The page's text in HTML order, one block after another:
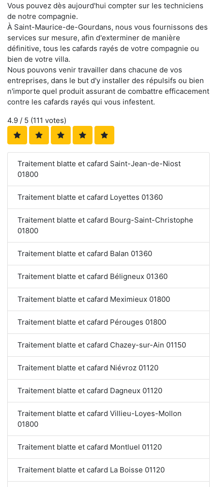
Vous pouvez dès aujourd'hui compter sur les techniciens
de notre compagnie.
À Saint-Maurice-de-Gourdans, nous vous fournissons des
services sur mesure, afin d'exterminer de manière
définitive, tous les cafards rayés de votre compagnie ou
bien de votre villa.
Nous pouvons venir travailler dans chacune de vos
entreprises, dans le but d'y installer des répulsifs ou bien
n'importe quel produit assurant de combattre efficacement
contre les cafards rayés qui vous infestent.
4.9 / 5 (111 votes)
Traitement blatte et cafard Saint-Jean-de-Niost
01800
Traitement blatte et cafard Loyettes 01360
Traitement blatte et cafard Bourg-Saint-Christophe
01800
Traitement blatte et cafard Balan 01360
Traitement blatte et cafard Béligneux 01360
Traitement blatte et cafard Meximieux 01800
Traitement blatte et cafard Pérouges 01800
Traitement blatte et cafard Chazey-sur-Ain 01150
Traitement blatte et cafard Niévroz 01120
Traitement blatte et cafard Dagneux 01120
Traitement blatte et cafard Villieu-Loyes-Mollon
01800
Traitement blatte et cafard Montluel 01120
Traitement blatte et cafard La Boisse 01120